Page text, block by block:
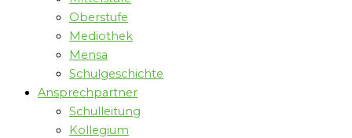
Oberstufe
Mediothek
Mensa
Schulgeschichte
Ansprechpartner
Schulleitung
Kollegium